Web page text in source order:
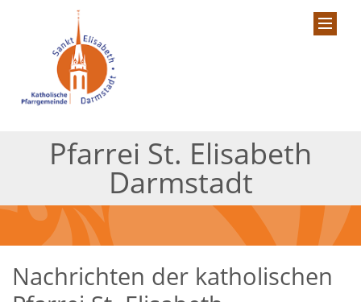
Pfarrei St. Elisabeth
Darmstadt
Nachrichten der katholischen